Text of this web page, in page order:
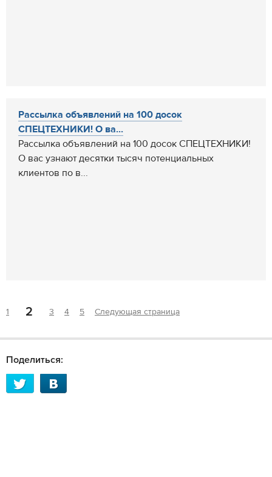
Рассылка объявлений на 100 досок
СПЕЦТЕХНИКИ! О ва...
Рассылка объявлений на 100 досок СПЕЦТЕХНИКИ!
О вас узнают десятки тысяч потенциальных
клиентов по в...
1 2 3 4 5 Следующая страница
Поделиться: